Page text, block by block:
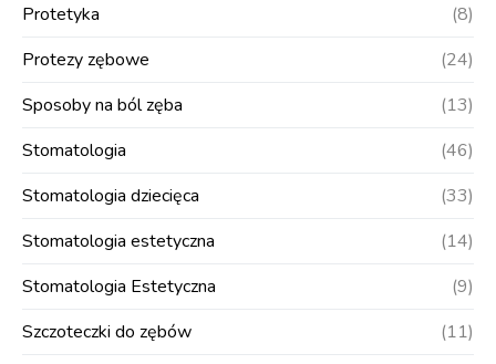
Protetyka
(8)
Protezy zębowe
(24)
Sposoby na ból zęba
(13)
Stomatologia
(46)
Stomatologia dziecięca
(33)
Stomatologia estetyczna
(14)
Stomatologia Estetyczna
(9)
Szczoteczki do zębów
(11)